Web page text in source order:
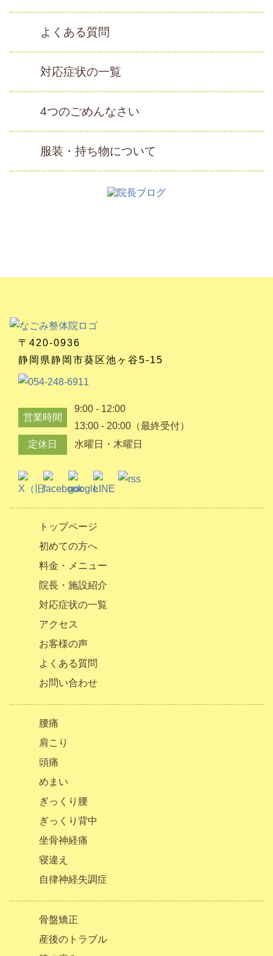
よくある質問
対応症状の一覧
4つのごめんなさい
服装・持ち物について
〒420-0936
静岡県静岡市葵区池ヶ谷5-15
営業時間
9:00 - 12:00
13:00 - 20:00（最終受付）
定休日
水曜日・木曜日
トップページ
初めての方へ
料金・メニュー
院長・施設紹介
対応症状の一覧
アクセス
お客様の声
よくある質問
お問い合わせ
腰痛
肩こり
頭痛
めまい
ぎっくり腰
ぎっくり背中
坐骨神経痛
寝違え
自律神経失調症
骨盤矯正
産後のトラブル